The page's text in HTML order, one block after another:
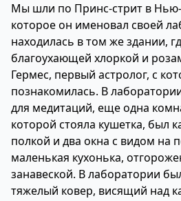
Мы шли по Принс-стрит в
которое он именовал своей
находилась в том же здании,
благоухающей хлоркой и
Гермес, первый астролог, с
познакомилась. В
для медитаций, еще одна
которой стояла кушетка, был
полкой и два окна с видом на
маленькая кухонька,
занавеской. В лаборатории
тяжелый ковер, висящий над